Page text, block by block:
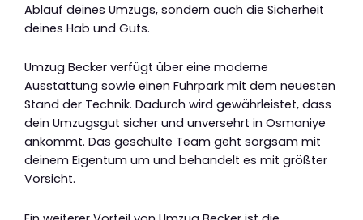
Ablauf deines Umzugs, sondern auch die Sicherheit
deines Hab und Guts.
Umzug Becker verfügt über eine moderne
Ausstattung sowie einen Fuhrpark mit dem neuesten
Stand der Technik. Dadurch wird gewährleistet, dass
dein Umzugsgut sicher und unversehrt in Osmaniye
ankommt. Das geschulte Team geht sorgsam mit
deinem Eigentum um und behandelt es mit größter
Vorsicht.